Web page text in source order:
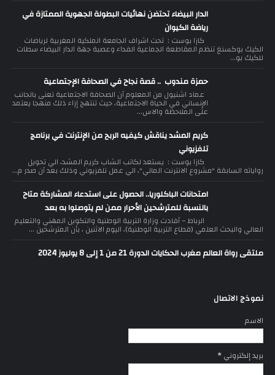
الدار البيضاء تحتضن نهائيات البطولة الجهوية الممتازة في
رياضة الكيوان
كازا بوست : تحت اشراف الجامعة الملكية المغربية لرياضات
الكيك بوكسنغ تنظم المقاطعة الجماعية الفداء وعصبة جهة الدار البيضاء سطات
للكيك بو...
حمزة مندوب .. قصة نجاح في الصحافة الإجتماعية
عماد اشنيول من المعلوم أن الصحافة الاجتماعية تعنى بالجانب
الإنساني في الحياة الاجتماعية، حيث تنتهج إزاء ذلك منهجا يعتمد
على الملاحظة والاس...
كريم المشد يناقش كيفيه الربح من الإنترنت في برنامج
تلفزيوني
كازا بوست : يستعد لكاتب الشاب كريم المشد، الي تحويل
رواياته السابقة "مشروع الانترنت المالي"، الي عمل تلفزيوني وذلك بعد أن صدر م...
امتحانات الباكلوريا.. الحصول على استدعاء المشاركة متاح
بالنسبة للمترشحين الأحرار ممن لم يتوصلوا به بعد
الرباط – أفادت وزارة التربية الوطنية والتكوين المهني والتعليم
العالي والبحث العلمي (قطاع التربية الوطنية)، اليوم الاثنين ، بأن المترشحين ...
ملتقى رواة العالم مغرب الحكايات الدورة 21 من 1 إلى 8 يوليوز 2024
نموذج الاتصال
الاسم
بريد إلكتروني*